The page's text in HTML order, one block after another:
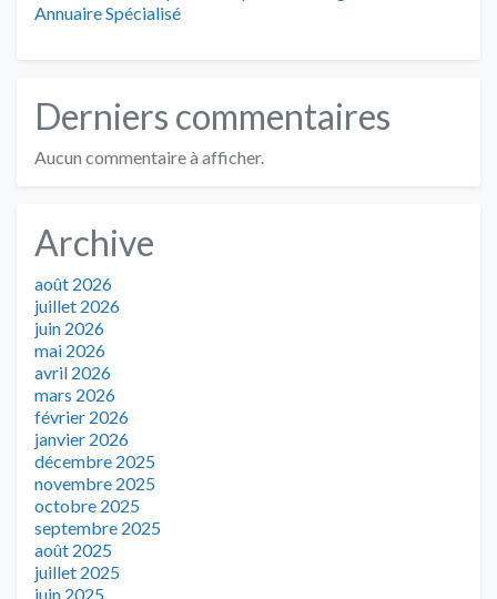
Annuaire Spécialisé
Derniers commentaires
Aucun commentaire à afficher.
Archive
août 2026
juillet 2026
juin 2026
mai 2026
avril 2026
mars 2026
février 2026
janvier 2026
décembre 2025
novembre 2025
octobre 2025
septembre 2025
août 2025
juillet 2025
juin 2025